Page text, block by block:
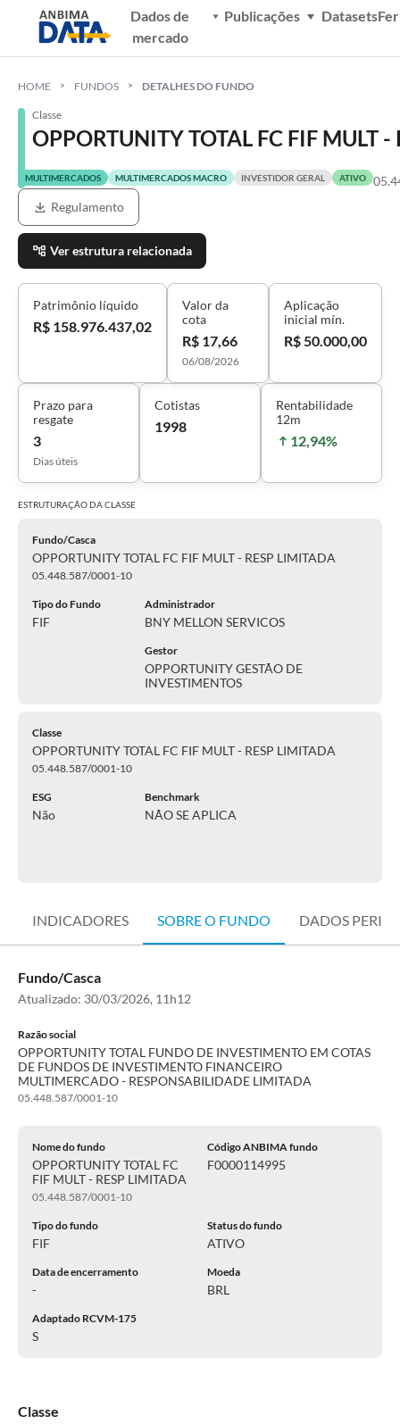
Dados de
mercado
Publicações Datasets
HOME FUNDOS DETALHES DO FUNDO
Classe
OPPORTUNITY TOTAL FC FIF MULT
MULTIMERCADOS MULTIMERCADOS MACRO INVESTIDOR GERAL ATIVO
Regulamento
Ver estrutura relacionada
Patrimônio líquido
R$ 158.976.437,02
Valor da
cota
R$ 17,66
06/08/2026
Aplicação
inicial mín.
R$ 50.000,00
Prazo para
resgate
3
Dias úteis
Cotistas
1998
Rentabilidade
12m
12,94%
ESTRUTURAÇÃO DACLASSE
Fundo/Casca
OPPORTUNITY TOTAL FC FIF MULT - RESP LIMITADA
05.448.587/0001-10
Tipo do Fundo
FIF
Administrador
BNY MELLON SERVICOS
Gestor
OPPORTUNITY GESTÃO DE
INVESTIMENTOS
Classe
OPPORTUNITY TOTAL FC FIF MULT - RESP LIMITADA
05.448.587/0001-10
ESG
Não
Benchmark
NÃO SE APLICA
INDICADORES SOBRE O FUNDO DADOS
Fundo/Casca
Atualizado: 30/03/2026, 11h12
Razão social
OPPORTUNITY TOTAL FUNDO DE INVESTIMENTO EM COTAS
DE FUNDOS DE INVESTIMENTO FINANCEIRO
MULTIMERCADO - RESPONSABILIDADE LIMITADA
05.448.587/0001-10
Nome do fundo
OPPORTUNITY TOTAL FC
FIF MULT - RESP LIMITADA
05.448.587/0001-10
Código ANBIMA fundo
F0000114995
Tipo do fundo
FIF
Status do fundo
ATIVO
Data de encerramento
-
Moeda
BRL
Adaptado RCVM-175
S
Classe